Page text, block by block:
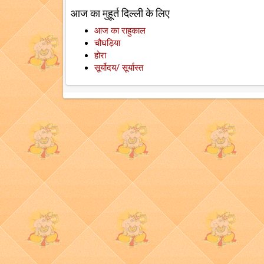
आज का मुहूर्त दिल्ली के लिए
आज का राहुकाल
चौघड़िया
होरा
सूर्योदय/ सूर्यास्त